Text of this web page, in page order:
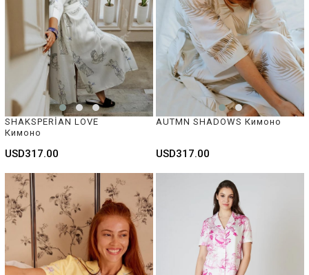
SHAKSPERİAN LOVE
Кимоно
USD317.00
AUTMN SHADOWS Кимоно
USD317.00